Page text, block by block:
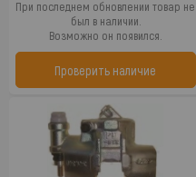
При последнем обновлении товар не
был в наличии.
Возможно он появился.
Проверить наличие